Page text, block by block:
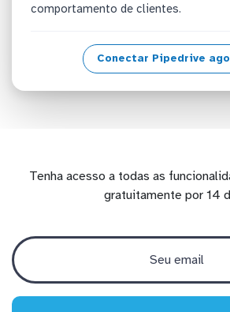
comportamento de clientes.
Conectar Pipedrive
Tenha acesso a todas as
gratuitamente por 14